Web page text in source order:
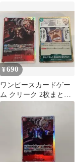
¥690
ワンピースカードゲー
ム クリーク 2枚まと
め 神の島の冒険